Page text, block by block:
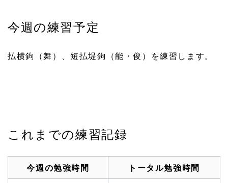
今週の練習予定
払横鉤（舞）、短払堤鉤（能・俊）を練習します。
これまでの練習記録
今週の勉強時間 トータル勉強時間